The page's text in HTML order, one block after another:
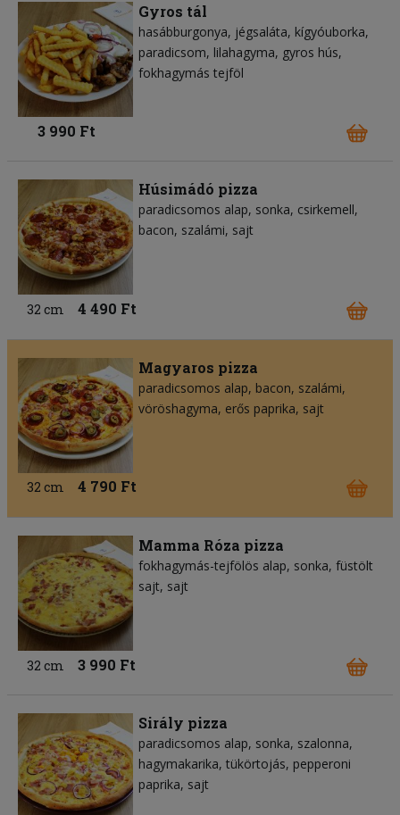
Gyros tál
hasábburgonya jégsaláta kígyóuborka
paradicsom lilahagyma gyros hús
fokhagymás tejföl
3 990 Ft
Húsimádó pizza
paradicsomos alap sonka csirkemell
bacon szalámi sajt
32 cm 4 490 Ft
Magyaros pizza
paradicsomos alap bacon szalámi
vöröshagyma erős paprika sajt
32 cm 4 790 Ft
Mamma Róza pizza
fokhagymás-tejfölös alap sonka füstölt
sajt sajt
32 cm 3 990 Ft
Sirály pizza
paradicsomos alap sonka szalonna
hagymakarika tükörtojás pepperoni
paprika sajt